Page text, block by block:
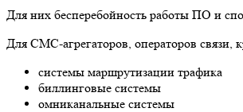
Для них бесперебойность работы ПО и
Для СМС-агрегаторов, операторов связи,
системы маршрутизации трафика
биллинговые системы
омниканальные системы